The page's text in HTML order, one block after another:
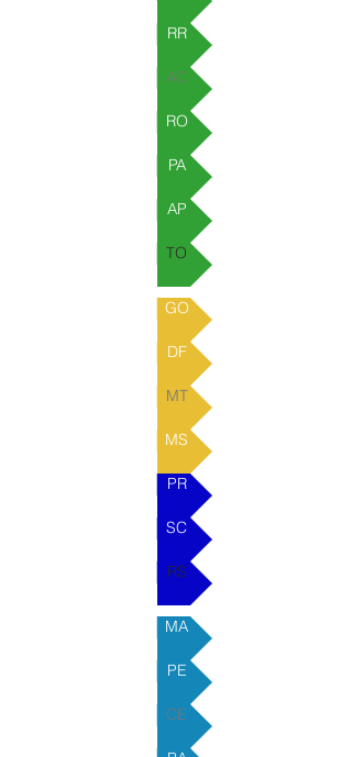
RR
AC
RO
PA
AP
TO
GO
DF
MT
MS
PR
SC
RS
MA
PE
CE